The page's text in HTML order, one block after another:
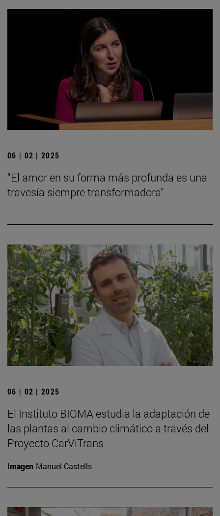
06 | 02 | 2025
“El amor en su forma más profunda es una
travesía siempre transformadora”
06 | 02 | 2025
El Instituto BIOMA estudia la adaptación de
las plantas al cambio climático a través del
Proyecto CarViTrans
Imagen Manuel Castells